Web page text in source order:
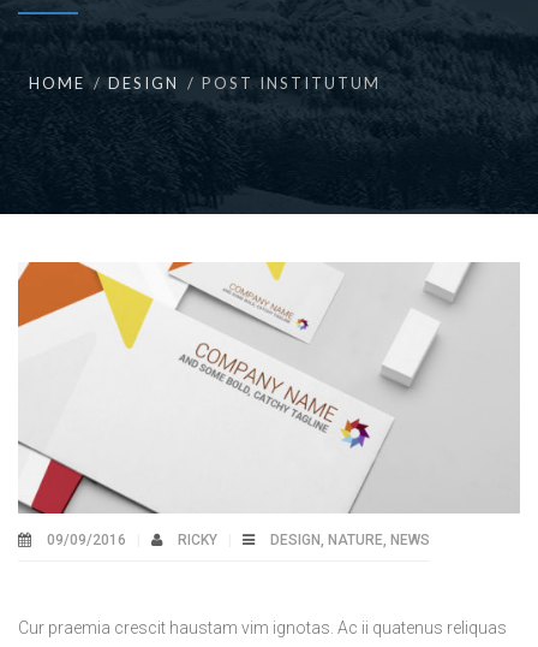
HOME DESIGN POST INSTITUTUM
09/09/2016 RICKY DESIGN, NATURE, NEWS
Cur praemia crescit haustam vim ignotas. Ac ii quatenus reliquas